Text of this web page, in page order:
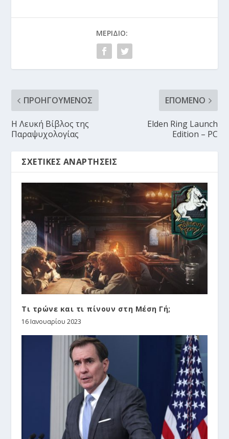
ΜΕΡΊΔΙΟ:
ΠΡΟΗΓΟΎΜΕΝΟΣ
Η Λευκή Βίβλος της
Παραψυχολογίας
ΕΠΌΜΕΝΟ
Elden Ring Launch
Edition – PC
ΣΧΕΤΙΚΈΣ ΑΝΑΡΤΉΣΕΙΣ
Τι τρώνε και τι πίνουν στη Μέση Γή;
16 Ιανουαρίου 2023